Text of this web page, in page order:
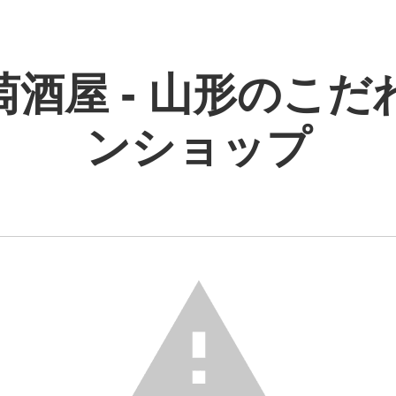
酒屋 - 山形のこだ
ンショップ